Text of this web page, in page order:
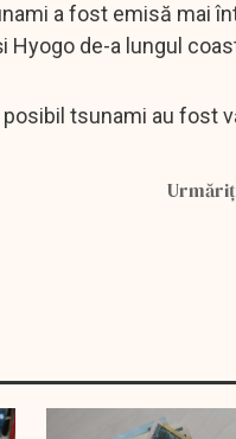
a fost emisă mai
Hyogo de-a lungul
tsunami au fost